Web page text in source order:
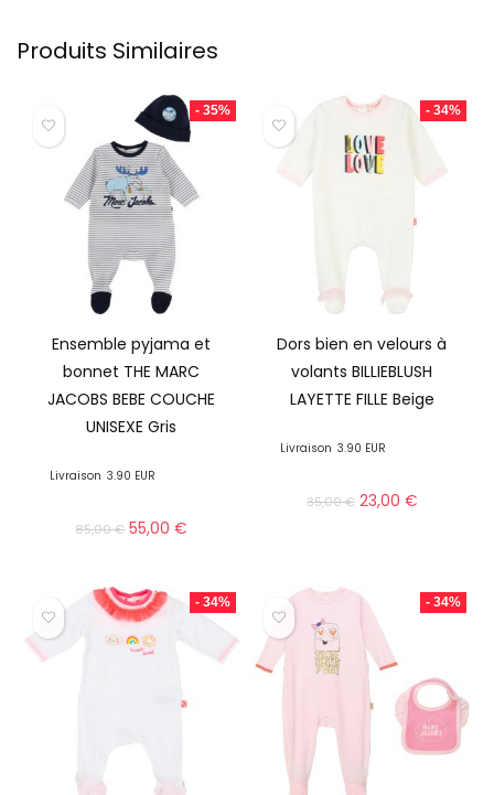
Produits Similaires
- 35%
Ensemble pyjama et
bonnet THE MARC
JACOBS BEBE COUCHE
UNISEXE Gris
Livraison 3.90 EUR
85,00€ 55,00€
- 34%
Dors bien en velours à
volants BILLIEBLUSH
LAYETTE FILLE Beige
Livraison 3.90 EUR
35,00€ 23,00 €
- 34% - 34%